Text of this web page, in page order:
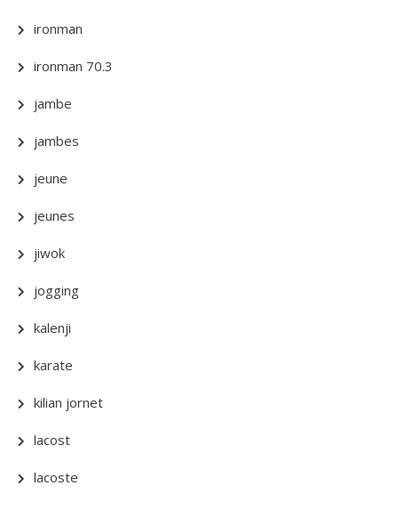
ironman
ironman 70.3
jambe
jambes
jeune
jeunes
jiwok
jogging
kalenji
karate
kilian jornet
lacost
lacoste